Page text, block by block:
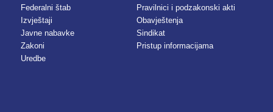
Federalni štab
Izvještaji
Javne nabavke
Zakoni
Uredbe
Pravilnici i podzakonski akti
Obavještenja
Sindikat
Pristup informacijama